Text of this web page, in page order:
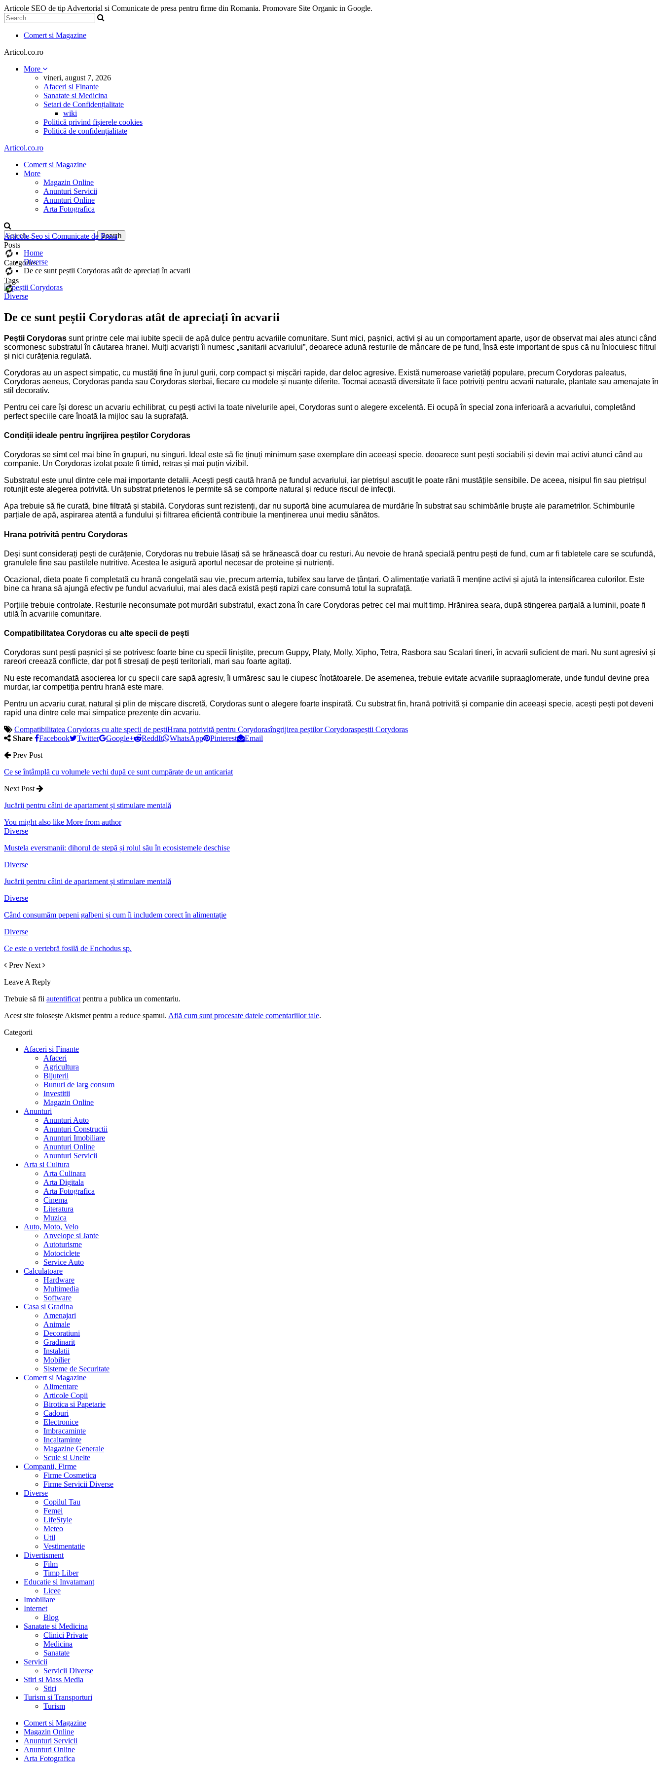
Articole SEO de tip Advertorial si Comunicate de presa pentru firme din Romania. Promovare Site Organic in Google.
Comert si Magazine
Articol.co.ro
More
vineri, august 7, 2026
Afaceri si Finante
Sanatate si Medicina
Setari de Confidențialitate
wiki
Politică privind fișierele cookies
Politică de confidențialitate
Articol.co.ro
Comert si Magazine
More
Magazin Online
Anunturi Servicii
Anunturi Online
Arta Fotografica
Posts
Categories
Tags
Articole Seo si Comunicate de Presa
Home
Diverse
De ce sunt peștii Corydoras atât de apreciați în acvarii
Diverse
De ce sunt peștii Corydoras atât de apreciați în acvarii
Peștii Corydoras sunt printre cele mai iubite specii de apă dulce pentru acvariile comunitare. Sunt mici, pașnici, activi și au un comportament aparte, ușor de observat mai ales atunci când
scormonesc substratul în căutarea hranei. Mulți acvariști îi numesc „sanitarii acvariului”, deoarece adună resturile de mâncare de pe fund, însă este important de spus că nu înlocuiesc filtrul
și nici curățenia regulată.
Corydoras au un aspect simpatic, cu mustăți fine în jurul gurii, corp compact și mișcări rapide, dar deloc agresive. Există numeroase varietăți populare, precum Corydoras paleatus,
Corydoras aeneus, Corydoras panda sau Corydoras sterbai, fiecare cu modele și nuanțe diferite. Tocmai această diversitate îi face potriviți pentru acvarii naturale, plantate sau amenajate în
stil decorativ.
Pentru cei care își doresc un acvariu echilibrat, cu pești activi la toate nivelurile apei, Corydoras sunt o alegere excelentă. Ei ocupă în special zona inferioară a acvariului, completând
perfect speciile care înoată la mijloc sau la suprafață.
Condiții ideale pentru îngrijirea peștilor Corydoras
Corydoras se simt cel mai bine în grupuri, nu singuri. Ideal este să fie ținuți minimum șase exemplare din aceeași specie, deoarece sunt pești sociabili și devin mai activi atunci când au
companie. Un Corydoras izolat poate fi timid, retras și mai puțin vizibil.
Substratul este unul dintre cele mai importante detalii. Acești pești caută hrană pe fundul acvariului, iar pietrișul ascuțit le poate răni mustățile sensibile. De aceea, nisipul fin sau pietrișul
rotunjit este alegerea potrivită. Un substrat prietenos le permite să se comporte natural și reduce riscul de infecții.
Apa trebuie să fie curată, bine filtrată și stabilă. Corydoras sunt rezistenți, dar nu suportă bine acumularea de murdărie în substrat sau schimbările bruște ale parametrilor. Schimburile
parțiale de apă, aspirarea atentă a fundului și filtrarea eficientă contribuie la menținerea unui mediu sănătos.
Hrana potrivită pentru Corydoras
Deși sunt considerați pești de curățenie, Corydoras nu trebuie lăsați să se hrănească doar cu resturi. Au nevoie de hrană specială pentru pești de fund, cum ar fi tabletele care se scufundă,
granulele fine sau pastilele nutritive. Acestea le asigură aportul necesar de proteine și nutrienți.
Ocazional, dieta poate fi completată cu hrană congelată sau vie, precum artemia, tubifex sau larve de țânțari. O alimentație variată îi menține activi și ajută la intensificarea culorilor. Este
bine ca hrana să ajungă efectiv pe fundul acvariului, mai ales dacă există pești rapizi care consumă totul la suprafață.
Porțiile trebuie controlate. Resturile neconsumate pot murdări substratul, exact zona în care Corydoras petrec cel mai mult timp. Hrănirea seara, după stingerea parțială a luminii, poate fi
utilă în acvariile comunitare.
Compatibilitatea Corydoras cu alte specii de pești
Corydoras sunt pești pașnici și se potrivesc foarte bine cu specii liniștite, precum Guppy, Platy, Molly, Xipho, Tetra, Rasbora sau Scalari tineri, în acvarii suficient de mari. Nu sunt agresivi și
rareori creează conflicte, dar pot fi stresați de pești teritoriali, mari sau foarte agitați.
Nu este recomandată asocierea lor cu specii care sapă agresiv, îi urmăresc sau le ciupesc înotătoarele. De asemenea, trebuie evitate acvariile supraaglomerate, unde fundul devine prea
murdar, iar competiția pentru hrană este mare.
Pentru un acvariu curat, natural și plin de mișcare discretă, Corydoras sunt o alegere foarte inspirată. Cu substrat fin, hrană potrivită și companie din aceeași specie, acești pești pot deveni
rapid una dintre cele mai simpatice prezențe din acvariu.
Compatibilitatea Corydoras cu alte specii de peștiHrana potrivită pentru Corydorasîngrijirea peștilor Corydoraspeștii Corydoras
Share
Facebook Twitter Google+ ReddIt WhatsApp Pinterest
Email
Prev Post
Ce se întâmplă cu volumele vechi după ce sunt cumpărate de un anticariat
Next Post
Jucării pentru câini de apartament și stimulare mentală
You might also like More from author
Diverse
Mustela eversmanii: dihorul de stepă și rolul său în ecosistemele deschise
Diverse
Jucării pentru câini de apartament și stimulare mentală
Diverse
Când consumăm pepeni galbeni și cum îi includem corect în alimentație
Diverse
Ce este o vertebră fosilă de Enchodus sp.
Prev Next
Leave A Reply
Trebuie să fii autentificatpentru a publica un comentariu.
Acest site folosește Akismet pentru a reduce spamul. Află cum sunt procesate datele comentariilor tale.
Categorii
Afaceri si Finante
Afaceri
Agricultura
Bijuterii
Bunuri de larg consum
Investitii
Magazin Online
Anunturi
Anunturi Auto
Anunturi Constructii
Anunturi Imobiliare
Anunturi Online
Anunturi Servicii
Arta si Cultura
Arta Culinara
Arta Digitala
Arta Fotografica
Cinema
Literatura
Muzica
Auto, Moto, Velo
Anvelope si Jante
Autoturisme
Motociclete
Service Auto
Calculatoare
Hardware
Multimedia
Software
Casa si Gradina
Amenajari
Animale
Decoratiuni
Gradinarit
Instalatii
Mobilier
Sisteme de Securitate
Comert si Magazine
Alimentare
Articole Copii
Birotica si Papetarie
Cadouri
Electronice
Imbracaminte
Incaltaminte
Magazine Generale
Scule si Unelte
Companii, Firme
Firme Cosmetica
Firme Servicii Diverse
Diverse
Copilul Tau
Femei
LifeStyle
Meteo
Util
Vestimentatie
Divertisment
Film
Timp Liber
Educatie si Invatamant
Licee
Imobiliare
Internet
Blog
Sanatate si Medicina
Clinici Private
Medicina
Sanatate
Servicii
Servicii Diverse
Stiri si Mass Media
Stiri
Turism si Transporturi
Turism
Comert si Magazine
Magazin Online
Anunturi Servicii
Anunturi Online
Arta Fotografica